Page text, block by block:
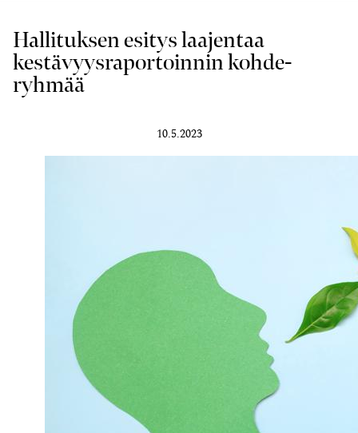
Hallituksen esitys laajentaa
kestävyys­raportoinnin kohde­
ryhmää
10.5.2023